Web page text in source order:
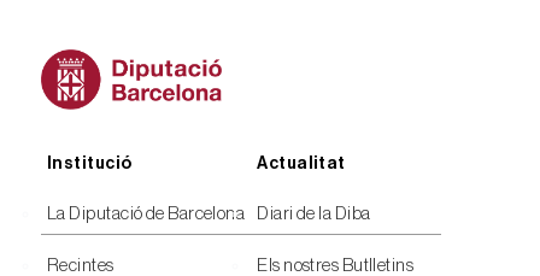
Peu
Institució
La Diputació de Barcelona
Recintes
Actualitat
Diari de la Diba
Els nostres Butlletins